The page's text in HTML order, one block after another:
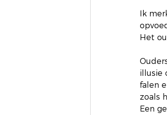
Ik
Het
illusie
falen
zoals
Een